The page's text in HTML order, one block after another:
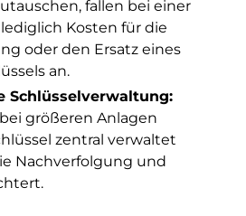
fallen bei einer
Kosten für die
oder den Ersatz eines
an.
Schlüsselverwaltung:
größeren Anlagen
zentral verwaltet
Nachverfolgung und